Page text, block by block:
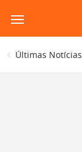
para
o
conteúdo
Últimas Notícias